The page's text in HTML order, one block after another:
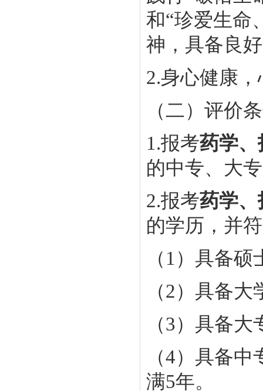
和“珍爱生命
神，具备良
2.身心健康
（二）评价
1.报考药学、
的中专、大
2.报考药学、
的学历，并
（1）具备
（2）具备
（3）具备
（4）具备
满5年。